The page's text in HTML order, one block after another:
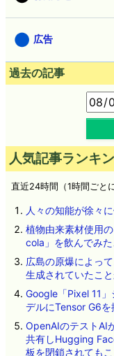
広告
過去の記事
人気記事ランキ
直近24時間（1時間ごと
人々の知能が徐々
植物由来素材使用
cola」を飲んでみ
広島の原爆によっ
生成されていたこ
Google「Pixel 11
デルにTensor G6を
OpenAIのテストAI
共有しHugging
板を閉鎖されても